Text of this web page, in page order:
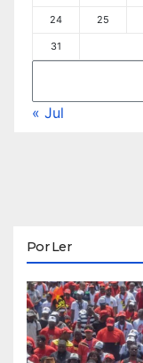
24 25
31
« Jul
Por Ler